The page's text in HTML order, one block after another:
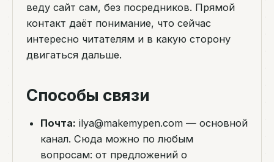
веду сайт сам, без посредников. Прямой
контакт даёт понимание, что сейчас
интересно читателям и в какую сторону
двигаться дальше.
Способы связи
Почта: ilya@makemypen.com— основной
канал. Сюда можно по любым
вопросам: от предложений о